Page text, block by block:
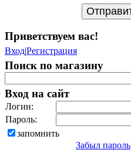
Приветствуем вас!
Вход|Регистрация
Поиск по магазину
Вход на сайт
Логин:
Пароль:
запомнить
Забыл пароль